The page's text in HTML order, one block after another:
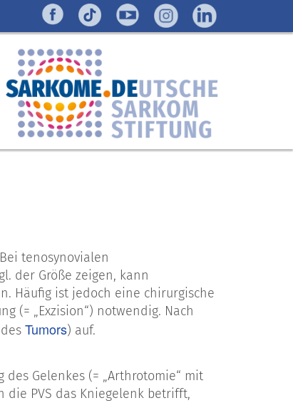
tenosynovialen
der Größe zeigen, kann
Häufig ist jedoch eine chirurgische
(= „Exzision“) notwendig. Nach
Tumors) auf.
Gelenkes (= „Arthrotomie“ mit
die PVS das Kniegelenk betrifft,